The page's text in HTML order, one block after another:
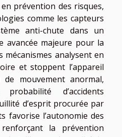
en prévention des risques,
comme les capteurs
anti-chute dans un
avancée majeure pour la
mécanismes analysent en
et stoppent l’appareil
de mouvement anormal,
d’accidents
d’esprit procurée par
favorise l’autonomie des
la prévention